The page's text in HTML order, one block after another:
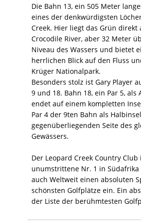
Die Bahn 13, ein 505 Meter
eines der denkwürdigsten
Creek. Hier liegt das Grün direkt
Crocodile River, aber 32 Meter
Niveau des Wassers und bietet
herrlichen Blick auf den Fluss
Krüger Nationalpark.
Besonders stolz ist Gary Player
9 und 18. Bahn 18, ein Par 5, als
endet auf einem kompletten
Par 4 der 9ten Bahn als
gegenüberliegenden Seite des
Gewässers.
Der Leopard Creek Country Club
unumstrittene Nr. 1 in
auch Weltweit einen absoluten
schönsten Golfplätze ein. Ein
der Liste der berühmtesten